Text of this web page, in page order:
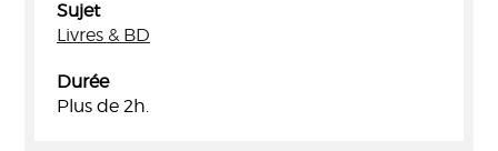
Sujet
Livres & BD
Durée
Plus de 2h.